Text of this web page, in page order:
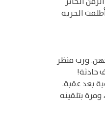
الحرية
ورب منظر
حادثة!
بعد عقبة.
بتلقينه